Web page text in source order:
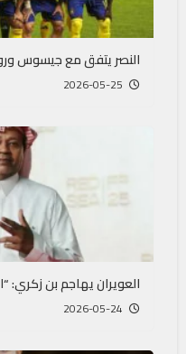
النصر يتفق مع جيسوس
العويران يهاجم بن زكري: